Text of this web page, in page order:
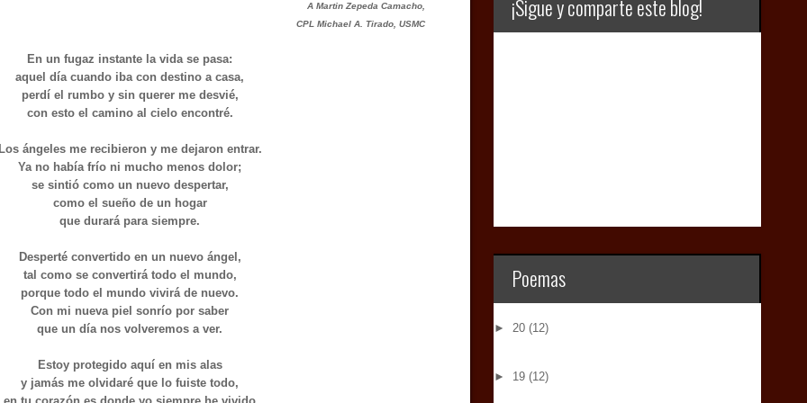
A Martin Zepeda Camacho,
CPL Michael A. Tirado, USMC
En un fugaz instante la vida se pasa:
aquel día cuando iba con destino a casa,
perdí el rumbo y sin querer me desvié,
con esto el camino al cielo encontré.
Los ángeles me recibieron y me dejaron entrar.
Ya no había frío ni mucho menos dolor;
se sintió como un nuevo despertar,
como el sueño de un hogar
que durará para siempre.
Desperté convertido en un nuevo ángel,
tal como se convertirá todo el mundo,
porque todo el mundo vivirá de nuevo.
Con mi nueva piel sonrío por saber
que un día nos volveremos a ver.
Estoy protegido aquí en mis alas
y jamás me olvidaré que lo fuiste todo,
¡Sigue y comparte este blog!
Poemas
► 20 (12)
► 19 (12)